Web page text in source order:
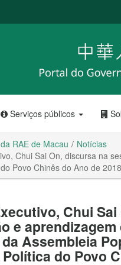
Serviços públicos
RAE de Macau
Notícias
Chui Sai On, discursa na
Povo Chinês do Ano de
Chui
e
Assembleia
do Povo